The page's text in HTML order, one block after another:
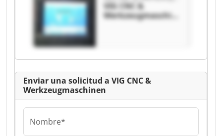
VIG CNC &
Werkzeugmaschin
en VIG CNC &
Enviar una solicitud a VIG CNC &
Werkzeugmaschinen
Nombre*